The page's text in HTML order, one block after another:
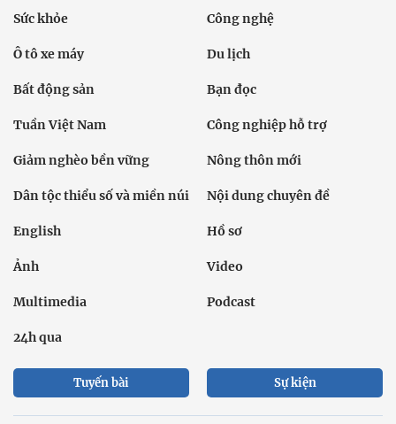
Sức khỏe Công nghệ
Ô tô xe máy Du lịch
Bất động sản Bạn đọc
Tuần Việt Nam Công nghiệp hỗ trợ
Giảm nghèo bền vững Nông thôn mới
Dân tộc thiểu số và miền núi Nội dung chuyên đề
English Hồ sơ
Ảnh Video
Multimedia Podcast
24h qua
Tuyến bài Sự kiện